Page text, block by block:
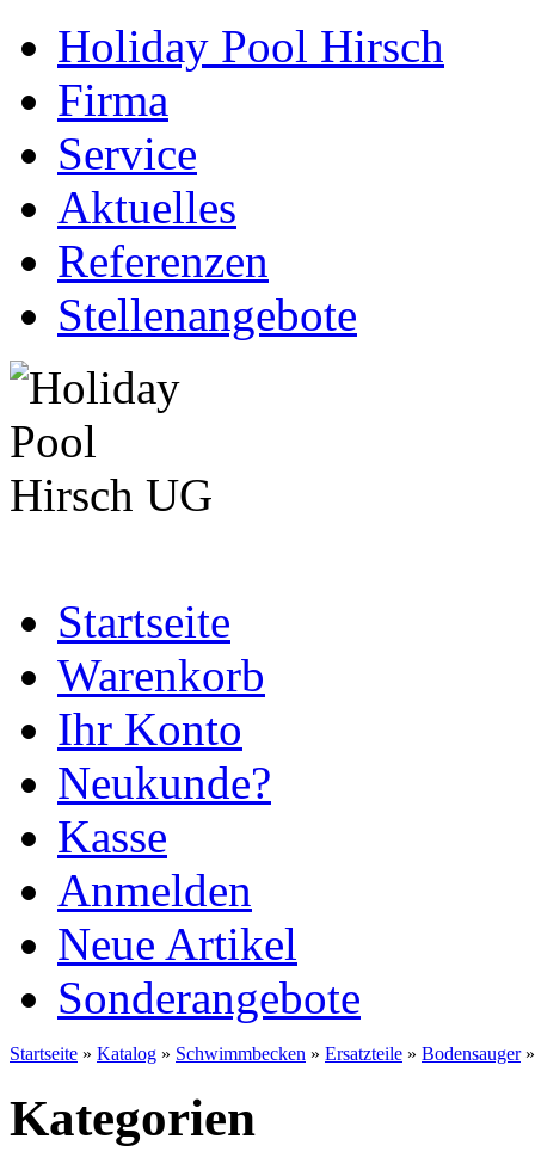
Holiday Pool Hirsch
Firma
Service
Aktuelles
Referenzen
Stellenangebote
Startseite
Warenkorb
Ihr Konto
Neukunde?
Kasse
Anmelden
Neue Artikel
Sonderangebote
Startseite » Katalog » Schwimmbecken » Ersatzteile » Bodensauger
Kategorien